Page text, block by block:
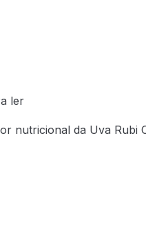
ler
nutricional da Uva Rubi